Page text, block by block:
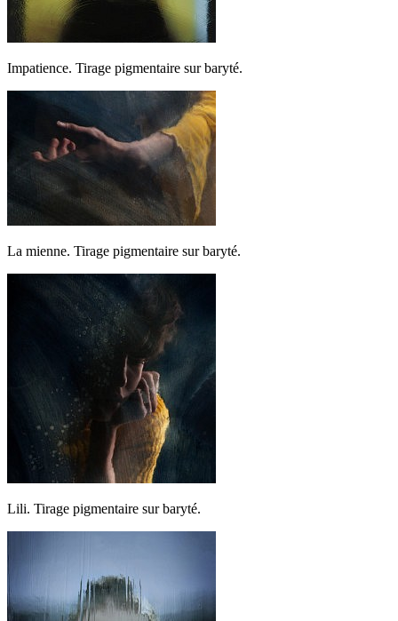
Impatience. Tirage pigmentaire sur baryté.
La mienne. Tirage pigmentaire sur baryté.
Lili. Tirage pigmentaire sur baryté.